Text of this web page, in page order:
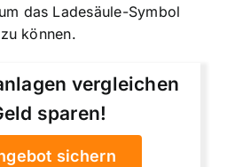
das Ladesäule-Symbol
können.
vergleichen
sparen!
sichern